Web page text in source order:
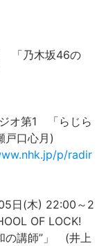
「乃木坂46の
オ第1 「らじら
口心月)
p/radir
日(木) 22:00～2
OF LOCK!
の講師”」 (井上